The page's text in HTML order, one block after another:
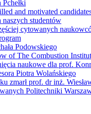
and motivated
studentów
cytowanych
Podowskiego
of The Combustion
naukowe dla prof.
Piotra Wolańskiego
zmarł prof. dr inż.
Politechniki